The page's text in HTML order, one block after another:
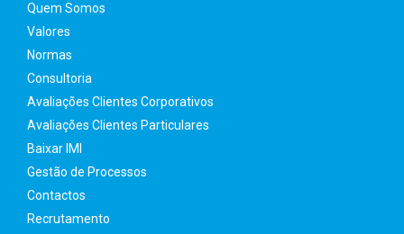
Quem Somos
Valores
Normas
Consultoria
Avaliações Clientes Corporativos
Avaliações Clientes Particulares
Baixar IMI
Gestão de Processos
Contactos
Recrutamento